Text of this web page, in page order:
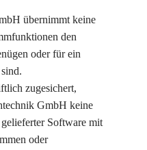
übernimmt keine
den
oder für ein
zugesichert,
GmbH keine
Software mit
oder